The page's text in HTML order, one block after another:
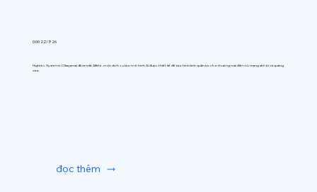
0:00 22/7/26
Hightec Systems (Okayama) đã ra mắt AIfitte, một dịch vụ tạo mô hình AI được thiết kế để tạo hình ảnh quần áo cho thương mại điện tử, mạng xã hội và quảng
cáo.
đọc thêm